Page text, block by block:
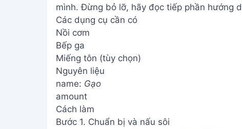
mình. Đừng bỏ lỡ, hãy đọc tiếp phần hướng
Các dụng cụ cần có
Nồi cơm
Bếp ga
Miếng tôn (tùy chọn)
Nguyên liệu
name: Gạo
amount
Cách làm
Bước 1. Chuẩn bị và nấu sôi